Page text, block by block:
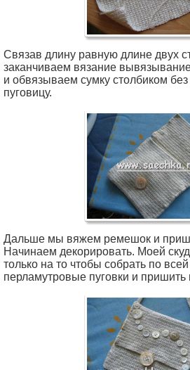
Связав длину равную длине двух
заканчиваем вязание
и обвязываем сумку столбиком
пуговицу.
Дальше мы вяжем ремешок и
Начинаем декорировать. Моей
только на то чтобы собрать по
перламутровые пуговки и пришить